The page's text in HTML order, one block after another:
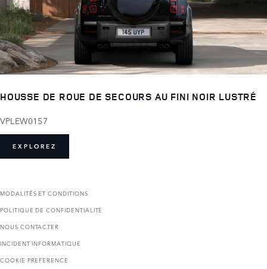
HOUSSE DE ROUE DE SECOURS AU FINI NOIR LUSTRÉ
VPLEW0157
EXPLOREZ
MODALITÉS ET CONDITIONS
POLITIQUE DE CONFIDENTIALITÉ
NOUS CONTACTER
INCIDENT INFORMATIQUE
COOKIE PREFERENCE